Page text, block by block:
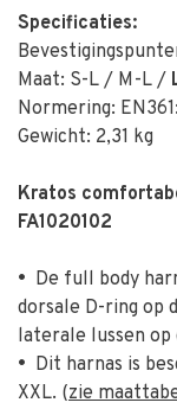
Specificaties:
Maat: S-L / M-L /
Normering:
Gewicht: 2,31 kg
Kratos
FA1020102
• De full body
dorsale D-ring op
laterale lussen op
• Dit harnas is
XXL. (zie